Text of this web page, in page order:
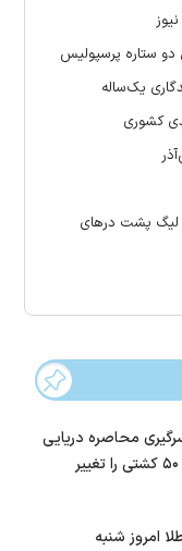
ستاره پرسپولیس
یک‌ساله
کشوری
لیگ پشت در‌های
محاصره دریایی
ایران، مسیر بیش از ۵۰ کشتی را تغییر
امروز شنبه